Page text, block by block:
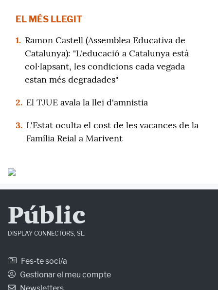
EL MÉS LLEGIT
1. Ramon Castell (Assemblea Educativa de
Catalunya): "L'educació a Catalunya està
col·lapsant, les condicions cada vegada
estan més degradades"
2. El TJUE avala la llei d'amnistia
3. L'Estat oculta el cost de les vacances de la
Família Reial a Marivent
Públic
DISPLAY CONNECTORS, SL.
Fes-te soci/a
Gestionar el meu compte